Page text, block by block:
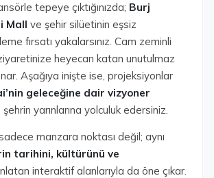
tepeye çıktığınızda; Burj
Mall ve şehir silüetinin eşsiz
fırsatı yakalarsınız. Cam zeminli
heyecan katan unutulmaz
Aşağıya inişte ise, projeksiyonlar
geleceğine dair vizyoner
şehrin yarınlarına yolculuk edersiniz.
manzara noktası değil; aynı
tarihini, kültürünü ve
interaktif alanlarıyla da öne çıkar.